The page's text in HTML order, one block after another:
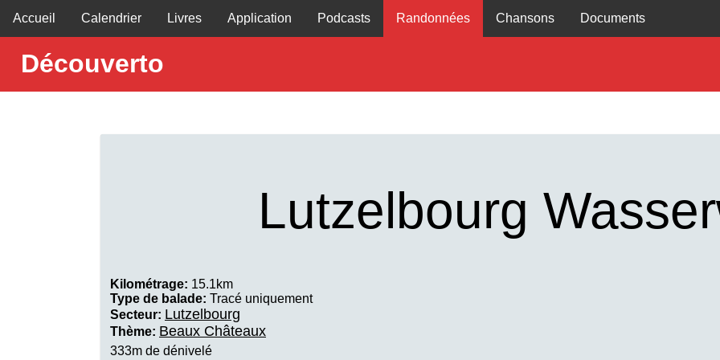
Accueil Calendrier Livres Application Podcasts Randonnées Chansons Documents
Découverto
Lutzelbourg
Kilométrage: 15.1km
Type de balade: Tracé uniquement
Secteur: Lutzelbourg
Thème: Beaux Châteaux
333m de dénivelé